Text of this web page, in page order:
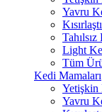
Yavru
Light
Tüm
Kedi Mamaları
Yetişkin
Yavru